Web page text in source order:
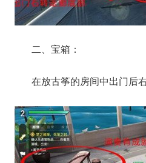
二、宝箱：
在放古筝的房间中出门后